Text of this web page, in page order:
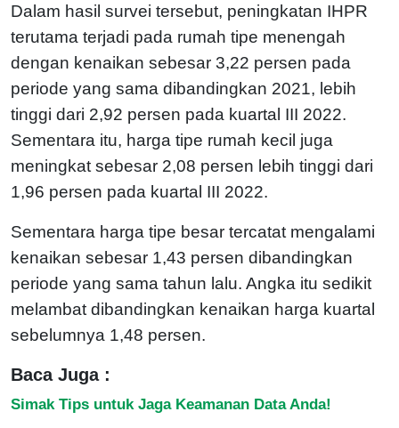
Dalam hasil survei tersebut, peningkatan IHPR
terutama terjadi pada rumah tipe menengah
dengan kenaikan sebesar 3,22 persen pada
periode yang sama dibandingkan 2021, lebih
tinggi dari 2,92 persen pada kuartal III 2022.
Sementara itu, harga tipe rumah kecil juga
meningkat sebesar 2,08 persen lebih tinggi dari
1,96 persen pada kuartal III 2022.
Sementara harga tipe besar tercatat mengalami
kenaikan sebesar 1,43 persen dibandingkan
periode yang sama tahun lalu. Angka itu sedikit
melambat dibandingkan kenaikan harga kuartal
sebelumnya 1,48 persen.
Baca Juga :
Simak Tips untuk Jaga Keamanan Data Anda!